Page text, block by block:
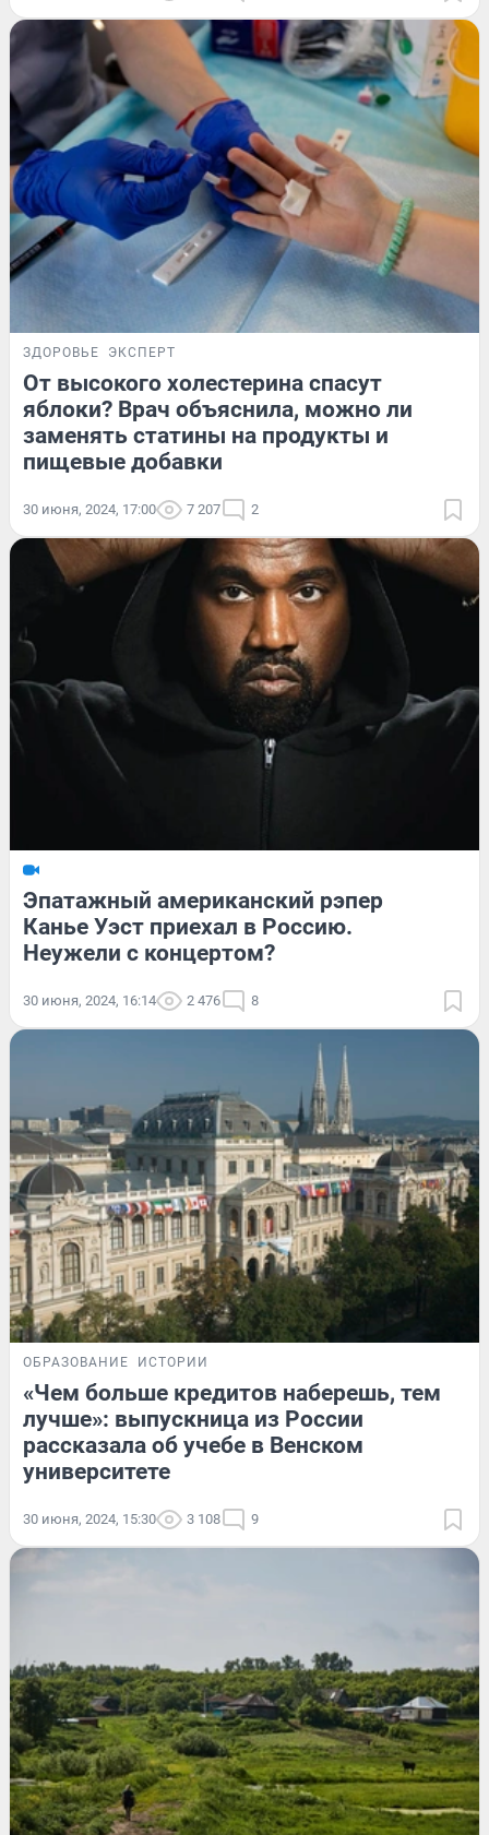
ЗДОРОВЬЕ ЭКСПЕРТ
От высокого холестерина спасут
яблоки? Врач объяснила, можно ли
заменять статины на продукты и
пищевые добавки
30 июня, 2024, 17:00 7 207 2
Эпатажный американский рэпер
Канье Уэст приехал в Россию.
Неужели с концертом?
30 июня, 2024, 16:14 2 476 8
ОБРАЗОВАНИЕ ИСТОРИИ
«Чем больше кредитов наберешь, тем
лучше»: выпускница из России
рассказала об учебе в Венском
университете
30 июня, 2024, 15:30 3 108 9